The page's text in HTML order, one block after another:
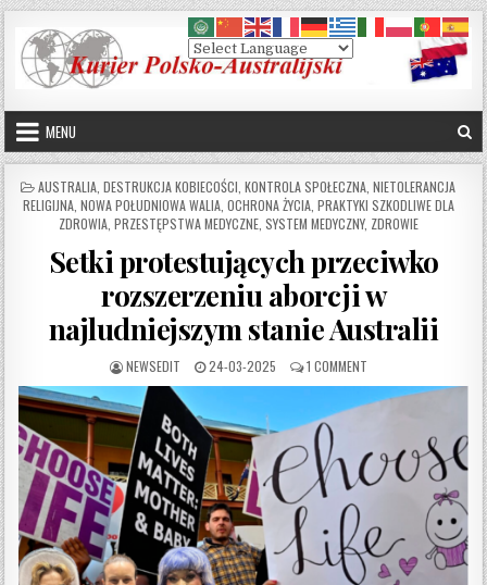
Skip to content
MENU
POSTED IN
AUSTRALIA DESTRUKCJA KOBIECOŚCI KONTROLA SPOŁECZNA NIETOLERANCJA
RELIGIJNA, NOWA POŁUDNIOWA WALIA, OCHRONA ŻYCIA, PRAKTYKI SZKODLIWE DLA
ZDROWIA, PRZESTĘPSTWA MEDYCZNE, SYSTEM MEDYCZNY, ZDROWIE
Setki protestujących przeciwko
rozszerzeniu aborcji w
najludniejszym stanie Australii
AUTHOR:
NEWSEDIT PUBLISHED DATE:
24-03-2025 1 COMMENTON SETKI